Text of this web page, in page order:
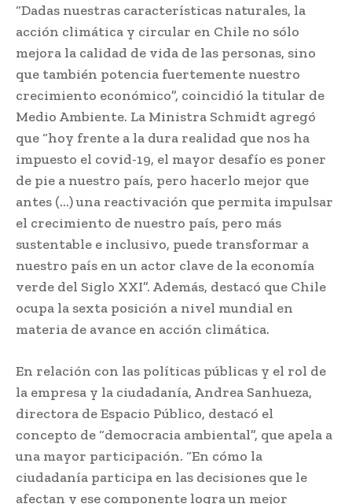
“Dadas nuestras características naturales, la
acción climática y circular en Chile no sólo
mejora la calidad de vida de las personas, sino
que también potencia fuertemente nuestro
crecimiento económico”, coincidió la titular de
Medio Ambiente. La Ministra Schmidt agregó
que “hoy frente a la dura realidad que nos ha
impuesto el covid-19, el mayor desafío es poner
de pie a nuestro país, pero hacerlo mejor que
antes (…) una reactivación que permita impulsar
el crecimiento de nuestro país, pero más
sustentable e inclusivo, puede transformar a
nuestro país en un actor clave de la economía
verde del Siglo XXI”. Además, destacó que Chile
ocupa la sexta posición a nivel mundial en
materia de avance en acción climática.
En relación con las políticas públicas y el rol de
la empresa y la ciudadanía, Andrea Sanhueza,
directora de Espacio Público, destacó el
concepto de “democracia ambiental”, que apela a
una mayor participación. “En cómo la
ciudadanía participa en las decisiones que le
afectan y ese componente logra un mejor